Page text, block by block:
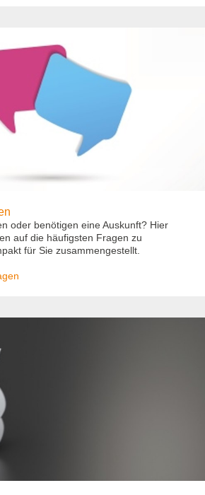
oder benötigen eine Auskunft? Hier
auf die häufigsten Fragen zu
für Sie zusammengestellt.